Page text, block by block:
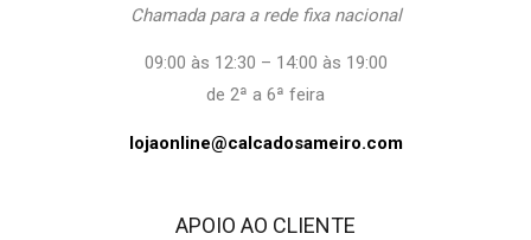
Chamada para a rede fixa nacional
09:00 às 12:30 – 14:00 às 19:00
de 2ª a 6ª feira
lojaonline@calcadosameiro.com
APOIO AO CLIENTE